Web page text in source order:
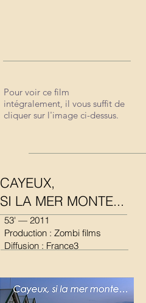
Pour voir ce film
intégralement, il vous suffit de
cliquer sur l'image ci-dessus.
CAYEUX,
SI LA MER MONTE...
53' — 2011
Production : Zombi films
Diffusion : France3